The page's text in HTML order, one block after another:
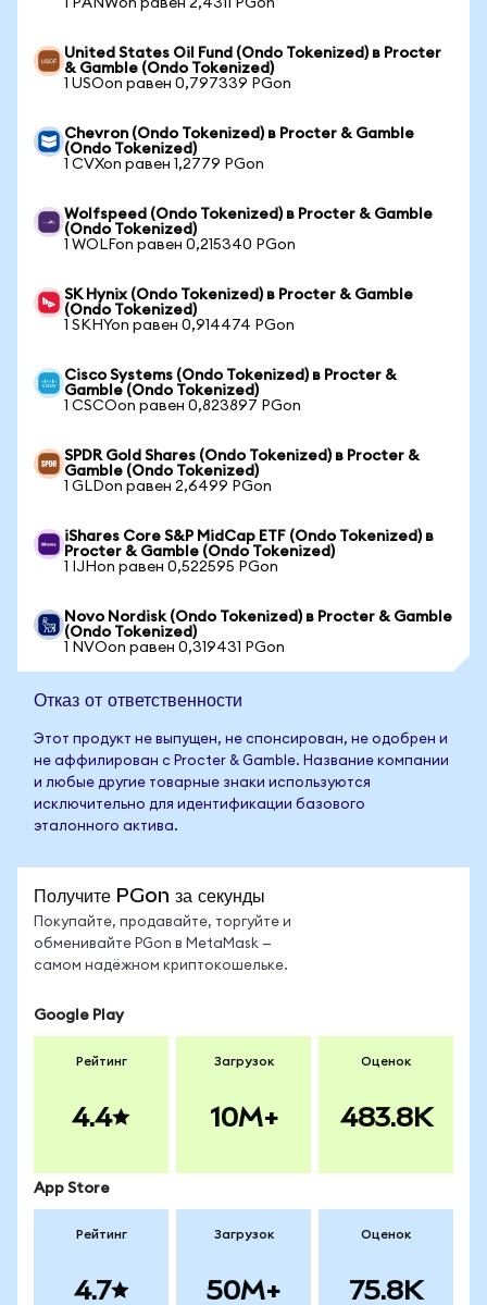
1 PANWon равен 2,4311 PGon
United States Oil Fund (Ondo Tokenized) в Procter
& Gamble (Ondo Tokenized)
1 USOon равен 0,797339 PGon
Chevron (Ondo Tokenized) в Procter & Gamble
(Ondo Tokenized)
1 CVXon равен 1,2779 PGon
Wolfspeed (Ondo Tokenized) в Procter & Gamble
(Ondo Tokenized)
1 WOLFon равен 0,215340 PGon
SK Hynix (Ondo Tokenized) в Procter & Gamble
(Ondo Tokenized)
1 SKHYon равен 0,914474 PGon
Cisco Systems (Ondo Tokenized) в Procter &
Gamble (Ondo Tokenized)
1 CSCOon равен 0,823897 PGon
SPDR Gold Shares (Ondo Tokenized) в Procter &
Gamble (Ondo Tokenized)
1 GLDon равен 2,6499 PGon
iShares Core S&P MidCap ETF (Ondo Tokenized) в
Procter & Gamble (Ondo Tokenized)
1 IJHon равен 0,522595 PGon
Novo Nordisk (Ondo Tokenized) в Procter & Gamble
(Ondo Tokenized)
1 NVOon равен 0,319431 PGon
Отказ от ответственности
Этот продукт не выпущен, не спонсирован, не одобрен и
не аффилирован с Procter & Gamble. Название компании
и любые другие товарные знаки используются
исключительно для идентификации базового
эталонного актива.
Получите PGon за секунды
Покупайте, продавайте, торгуйте и
обменивайте PGon в MetaMask —
самом надёжном криптокошельке.
Google Play
Рейтинг
4.4
Загрузок
10M+
Оценок
483.8K
App Store
Рейтинг
4.7
Загрузок
50M+
Оценок
75.8K